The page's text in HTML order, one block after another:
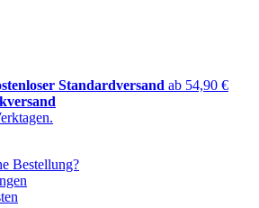
Standardversand ab 54,90 €
Bestellung?